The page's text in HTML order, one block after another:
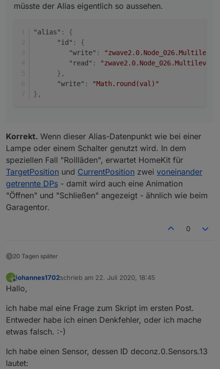
müsste der Alias eigentlich so aussehen.
"alias" :
{
"id" :
{
"write" :
"read" :
} ,
"write" :
"Math.round(val)"
} ,
Korrekt. Wenn dieser Alias-Datenpunkt wie bei einer
Lampe oder einem Schalter genutzt wird. In dem
speziellen Fall "Rollläden", erwartet HomeKit für
TargetPosition und CurrentPosition zwei voneinander
getrennte DPs - damit wird auch eine Animation
"Öffnen" und "Schließen" angezeigt - ähnlich wie beim
Garagentor.
0
20 Tagen später
J
Offline
johannes1702schrieb am 22. Juli 2020, 18:45
zuletzt editiert von
Hallo,
ich habe mal eine Frage zum Skript im ersten Post.
Entweder habe ich einen Denkfehler, oder ich mache
etwas falsch. :-)
Ich habe einen Sensor, dessen ID deconz.0.Sensors.13
lautet: